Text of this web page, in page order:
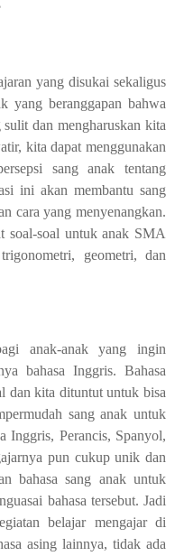
yang disukai sekaligus
yang beranggapan bahwa
dan mengharuskan kita
kita dapat menggunakan
sang anak tentang
ini akan membantu sang
cara yang menyenangkan.
soal-soal untuk anak SMA
geometri, dan
anak-anak yang ingin
bahasa Inggris. Bahasa
dan kita dituntut untuk bisa
sang anak untuk
Inggris, Perancis, Spanyol,
pun cukup unik dan
bahasa sang anak untuk
bahasa tersebut. Jadi
belajar mengajar di
asing lainnya, tidak ada